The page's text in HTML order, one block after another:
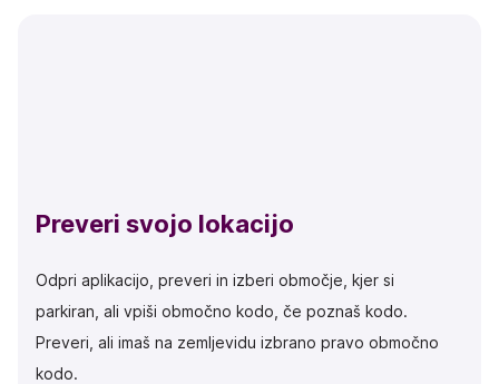
Preveri svojo lokacijo
Odpri aplikacijo, preveri in izberi območje, kjer si
parkiran, ali vpiši območno kodo, če poznaš kodo.
Preveri, ali imaš na zemljevidu izbrano pravo območno
kodo.